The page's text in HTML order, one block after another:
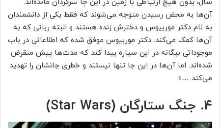
آن‌ها به محض رسیدن متوجه می‌شوند که فقط یکی از دانشمندان
به نام دکتر موربیوس و دخترش زنده هستند و البته رباتی که به
آن‌ها کمک می‌کند. دکتر موربیوس موفق شده که اطلاعاتی در باب
موجوداتی بیگانه در این سیاره پیدا کند که مدت‌ها پیش منقرض
شده‌اند. اما آن‌ها در این جا تنها نیستند و خطری جانشان را تهدید
می‌کند …»
۴. جنگ ستارگان (Star Wars)